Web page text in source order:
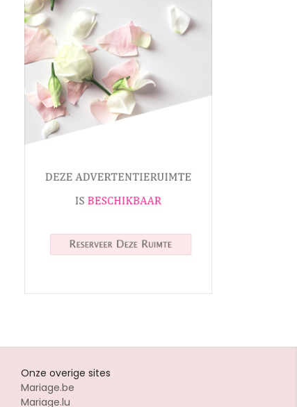
Onze overige sites
Mariage.be
Mariage.lu